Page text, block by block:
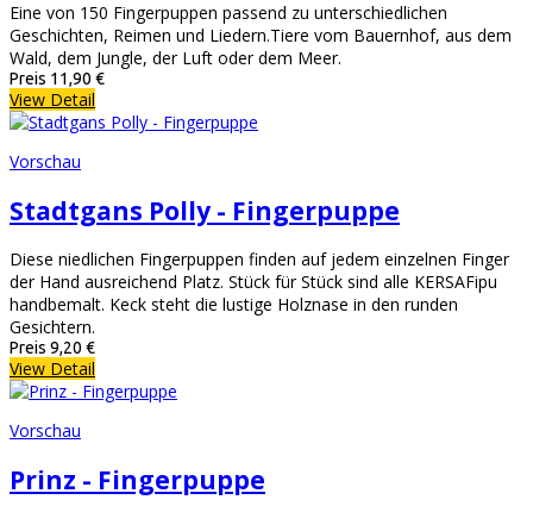
Eine von 150 Fingerpuppen passend zu unterschiedlichen
Geschichten, Reimen und Liedern.Tiere vom Bauernhof, aus dem
Wald, dem Jungle, der Luft oder dem Meer.
Preis 11,90 €
View Detail
Vorschau
Stadtgans Polly - Fingerpuppe
Diese niedlichen Fingerpuppen finden auf jedem einzelnen Finger
der Hand ausreichend Platz. Stück für Stück sind alle KERSAFipu
handbemalt. Keck steht die lustige Holznase in den runden
Gesichtern.
Preis 9,20 €
View Detail
Vorschau
Prinz - Fingerpuppe